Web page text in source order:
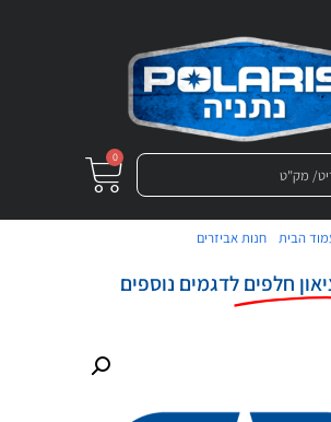
0
הבית חנות אביזרים
חלפים לדגמים נוספים